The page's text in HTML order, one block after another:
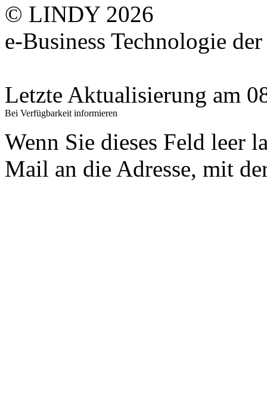
© LINDY 2026
e-Business Technologie
Letzte Aktualisierung am
Bei Verfügbarkeit informieren
Wenn Sie dieses Feld leer
Mail an die Adresse, mit